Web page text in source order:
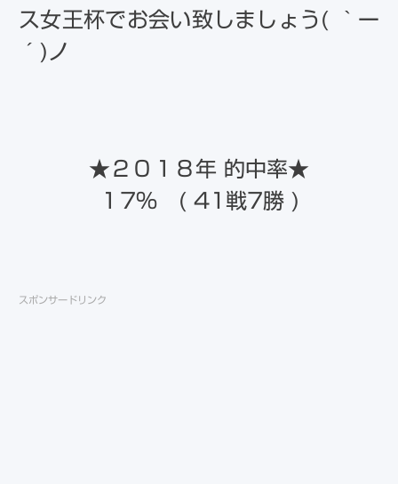
ス女王杯でお会い致しましょう( ｀ー
´)ノ
★２０１８年 的中率★
１7％ ( 41戦7勝 )
スポンサードリンク